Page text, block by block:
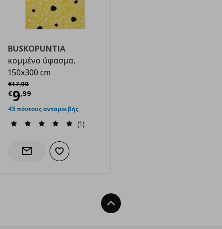
BUSKOPUNTIA
κομμένο ύφασμα,
150x300 cm
€17,99
Αρχική τιμή
€9,99
Τρέχουσα τιμή
45 πόντους ανταμοιβής
(1)
Ενημέρωση διαθεσιμότητας
Προσθήκη στα αγαπημένα
Back To Top